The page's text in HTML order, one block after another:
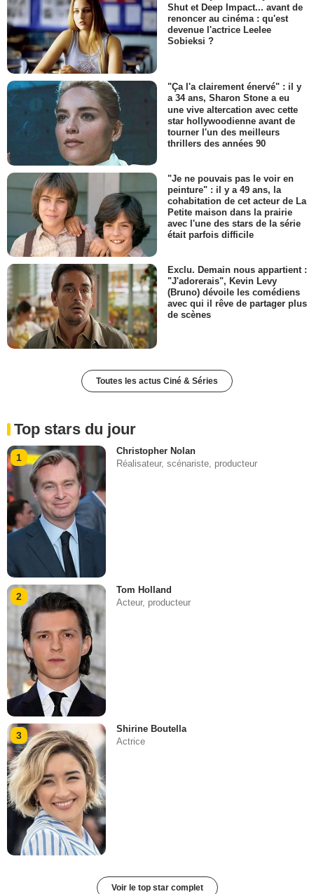
Shut et Deep Impact... avant de
renoncer au cinéma : qu'est
devenue l'actrice Leelee
Sobieksi ?
"Ça l'a clairement énervé" : il y
a 34 ans, Sharon Stone a eu
une vive altercation avec cette
star hollywoodienne avant de
tourner l'un des meilleurs
thrillers des années 90
"Je ne pouvais pas le voir en
peinture" : il y a 49 ans, la
cohabitation de cet acteur de La
Petite maison dans la prairie
avec l'une des stars de la série
était parfois difficile
Exclu. Demain nous appartient :
"J'adorerais", Kevin Levy
(Bruno) dévoile les comédiens
avec qui il rêve de partager plus
de scènes
Toutes les actus Ciné & Séries
Top stars du jour
1
Christopher Nolan
Réalisateur, scénariste, producteur
2
Tom Holland
Acteur, producteur
3
Shirine Boutella
Actrice
Voir le top star complet